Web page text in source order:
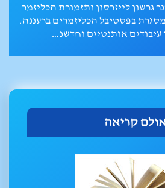
המודרני תיערך מנובמבר 2026 עד מרץ 2027 בבית שלום עליכם
2, תל אביב).
קריאה